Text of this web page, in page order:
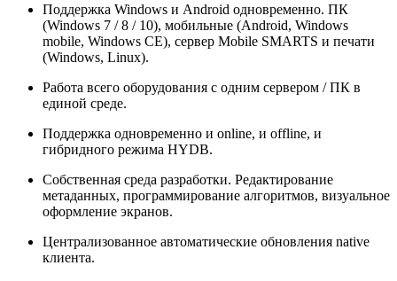
Поддержка Windows и Android одновременно. ПК
(Windows 7 / 8 / 10), мобильные (Android, Windows
mobile, Windows CE), сервер Mobile SMARTS и печати
(Windows, Linux).
Работа всего оборудования с одним сервером / ПК в
единой среде.
Поддержка одновременно и online, и offline, и
гибридного режима HYDB.
Собственная среда разработки. Редактирование
метаданных, программирование алгоритмов, визуальное
оформление экранов.
Централизованное автоматические обновления native
клиента.